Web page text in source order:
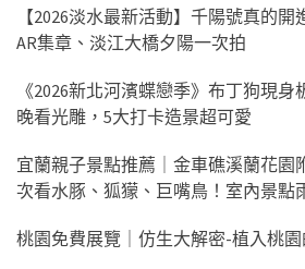
【2026淡水最新活動】千陽號真的開
AR集章、淡江大橋夕陽一次拍
《2026新北河濱蝶戀季》布丁狗現
晚看光雕，5大打卡造景超可愛
宜蘭親子景點推薦｜金車礁溪蘭花園
次看水豚、狐獴、巨嘴鳥！室內景點
桃園免費展覽｜仿生大解密-植入桃